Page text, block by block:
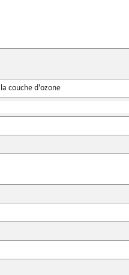
couche d'ozone